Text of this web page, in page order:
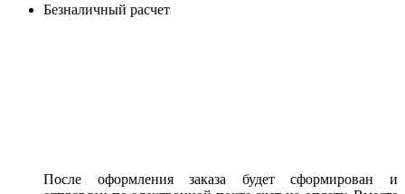
Безналичный расчет
После оформления заказа будет сформирован и